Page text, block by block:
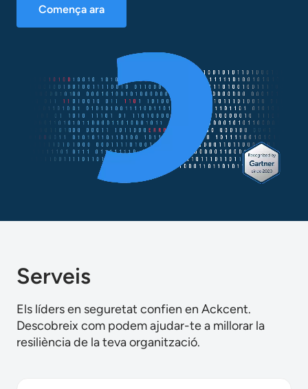
Comença ara
Serveis
Els líders en seguretat confien en Ackcent.
Descobreix com podem ajudar-te a millorar la
resiliència de la teva organització.